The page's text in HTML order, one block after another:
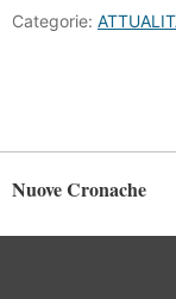
Categorie:
Nuove Cronache